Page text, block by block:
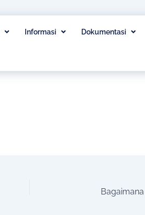
Informasi Dokumentasi